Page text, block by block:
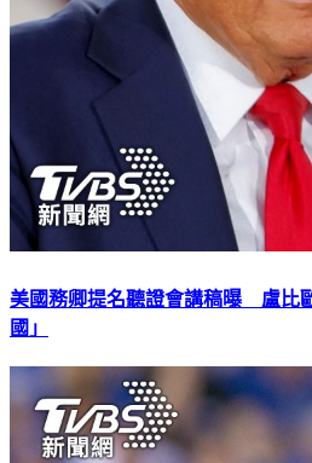
美國務卿提名聽證會講稿曝 盧比
國」